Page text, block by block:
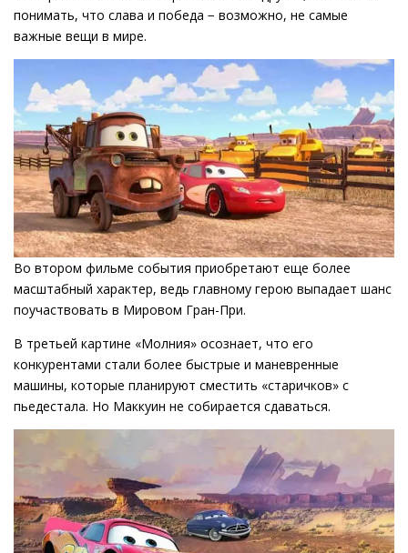
понимать, что слава и победа − возможно, не самые
важные вещи в мире.
Во втором фильме события приобретают еще более
масштабный характер, ведь главному герою выпадает шанс
поучаствовать в Мировом Гран-При.
В третьей картине «Молния» осознает, что его
конкурентами стали более быстрые и маневренные
машины, которые планируют сместить «старичков» с
пьедестала. Но Маккуин не собирается сдаваться.